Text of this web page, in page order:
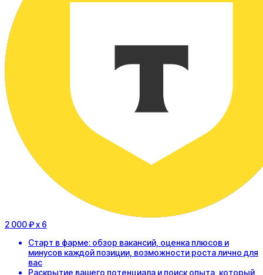
2 000 ₽x 6
Старт в фарме: обзор вакансий, оценка плюсов и
минусов каждой позиции, возможности роста лично для
вас
Раскрытие вашего потенциала и поиск опыта, который